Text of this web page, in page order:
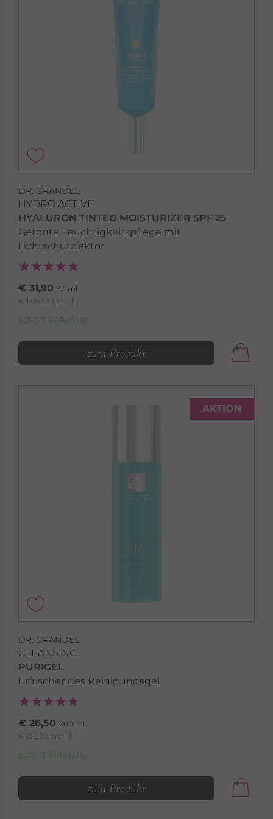
DR. GRANDEL
HYDRO ACTIVE
HYALURON TINTED MOISTURIZER SPF 25
Getönte Feuchtigkeitspflege mit
Lichtschutzfaktor
€ 31,90 30 ml
€ 1.063,33 pro 1 l
sofort lieferbar
zum Produkt
AKTION
DR. GRANDEL
CLEANSING
PURIGEL
Erfrischendes Reinigungsgel
€ 26,50 200 ml
€ 132,50 pro 1 l
sofort lieferbar
zum Produkt